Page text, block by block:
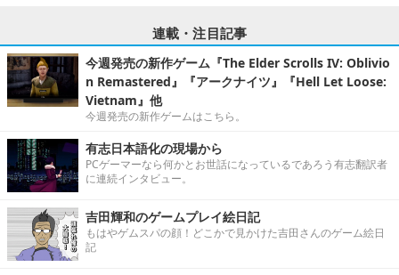
連載・注目記事
今週発売の新作ゲーム『The Elder Scrolls IV: Oblivio
n Remastered』『アークナイツ』『Hell Let Loose:
Vietnam』他
今週発売の新作ゲームはこちら。
有志日本語化の現場から
PCゲーマーなら何かとお世話になっているであろう有志翻訳者
に連続インタビュー。
吉田輝和のゲームプレイ絵日記
もはやゲムスパの顔！どこかで見かけた吉田さんのゲーム絵日
記